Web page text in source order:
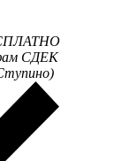
СДЕК